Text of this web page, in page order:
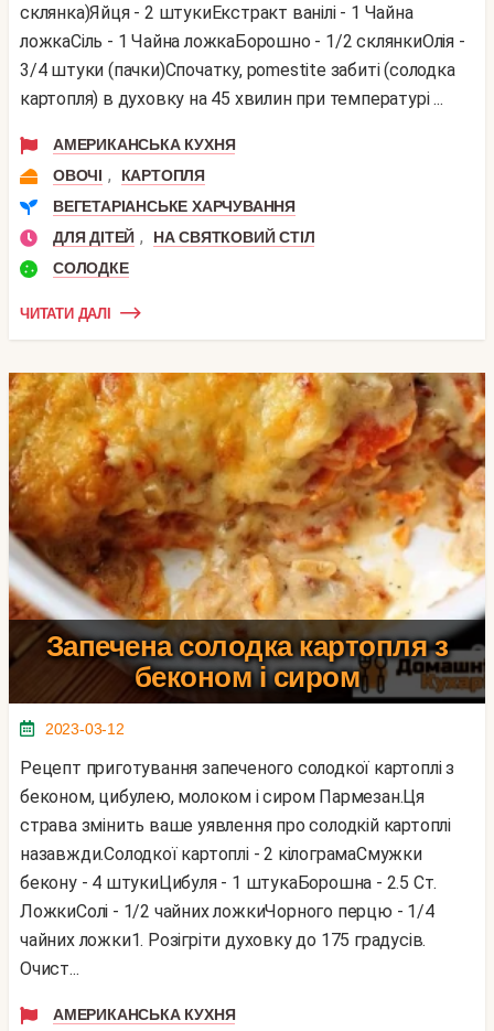
склянка)Яйця - 2 штукиЕкстракт ванілі - 1 Чайна
ложкаСіль - 1 Чайна ложкаБорошно - 1/2 склянкиОлія -
3/4 штуки (пачки)Спочатку, pomestite забиті (солодка
картопля) в духовку на 45 хвилин при температурі ...
АМЕРИКАНСЬКА КУХНЯ
ОВОЧІ ,
КАРТОПЛЯ
ВЕГЕТАРІАНСЬКЕ ХАРЧУВАННЯ
ДЛЯ ДІТЕЙ ,
НА СВЯТКОВИЙ СТІЛ
СОЛОДКЕ
ЧИТАТИ ДАЛІ
Запечена солодка картопля з
беконом і сиром
2023-03-12
Рецепт приготування запеченого солодкої картоплі з
беконом, цибулею, молоком і сиром Пармезан.Ця
страва змінить ваше уявлення про солодкій картоплі
назавжди.Солодкої картоплі - 2 кілограмаСмужки
бекону - 4 штукиЦибуля - 1 штукаБорошна - 2.5 Ст.
ЛожкиСолі - 1/2 чайних ложкиЧорного перцю - 1/4
чайних ложки1. Розігріти духовку до 175 градусів.
Очист...
АМЕРИКАНСЬКА КУХНЯ